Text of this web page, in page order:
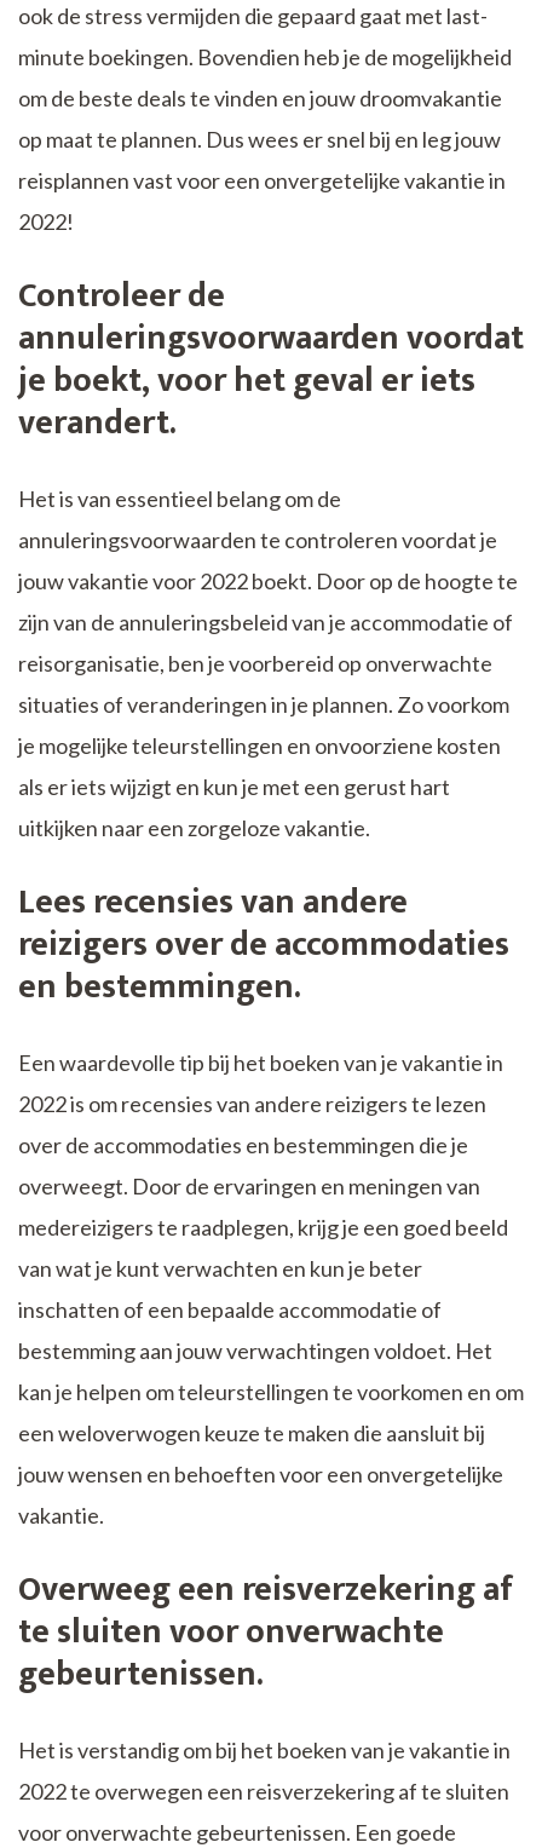
ook de stress vermijden die gepaard gaat met last-
minute boekingen. Bovendien heb je de mogelijkheid
om de beste deals te vinden en jouw droomvakantie
op maat te plannen. Dus wees er snel bij en leg jouw
reisplannen vast voor een onvergetelijke vakantie in
2022!
Controleer de
annuleringsvoorwaarden voordat
je boekt, voor het geval er iets
verandert.
Het is van essentieel belang om de
annuleringsvoorwaarden te controleren voordat je
jouw vakantie voor 2022 boekt. Door op de hoogte te
zijn van de annuleringsbeleid van je accommodatie of
reisorganisatie, ben je voorbereid op onverwachte
situaties of veranderingen in je plannen. Zo voorkom
je mogelijke teleurstellingen en onvoorziene kosten
als er iets wijzigt en kun je met een gerust hart
uitkijken naar een zorgeloze vakantie.
Lees recensies van andere
reizigers over de accommodaties
en bestemmingen.
Een waardevolle tip bij het boeken van je vakantie in
2022 is om recensies van andere reizigers te lezen
over de accommodaties en bestemmingen die je
overweegt. Door de ervaringen en meningen van
medereizigers te raadplegen, krijg je een goed beeld
van wat je kunt verwachten en kun je beter
inschatten of een bepaalde accommodatie of
bestemming aan jouw verwachtingen voldoet. Het
kan je helpen om teleurstellingen te voorkomen en om
een weloverwogen keuze te maken die aansluit bij
jouw wensen en behoeften voor een onvergetelijke
vakantie.
Overweeg een reisverzekering af
te sluiten voor onverwachte
gebeurtenissen.
Het is verstandig om bij het boeken van je vakantie in
2022 te overwegen een reisverzekering af te sluiten
voor onverwachte gebeurtenissen. Een goede